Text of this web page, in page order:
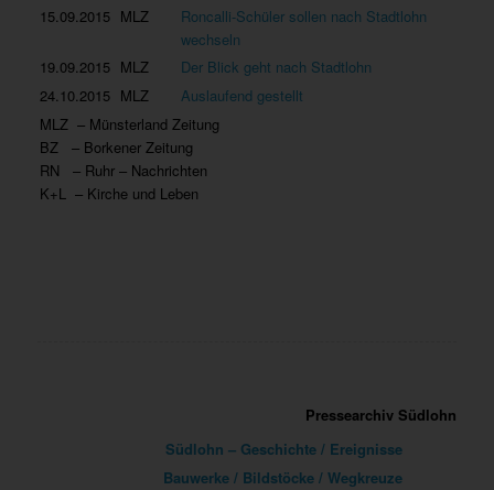
15.09.2015 MLZ
Roncalli-Schüler sollen nach Stadtlohn
wechseln
19.09.2015 MLZ
Der Blick geht nach Stadtlohn
24.10.2015 MLZ
Auslaufend gestellt
MLZ – Münsterland Zeitung
BZ – Borkener Zeitung
RN – Ruhr – Nachrichten
K+L – Kirche und Leben
Pressearchiv Südlohn
Südlohn – Geschichte / Ereignisse
Bauwerke / Bildstöcke / Wegkreuze